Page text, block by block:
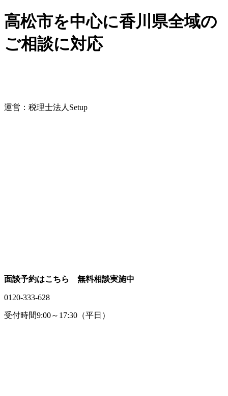
高松市を中心に香川県全域の
ご相談に対応
運営：税理士法人Setup
面談予約はこちら 無料相談実施中
0120-333-628
受付時間9:00～17:30（平日）